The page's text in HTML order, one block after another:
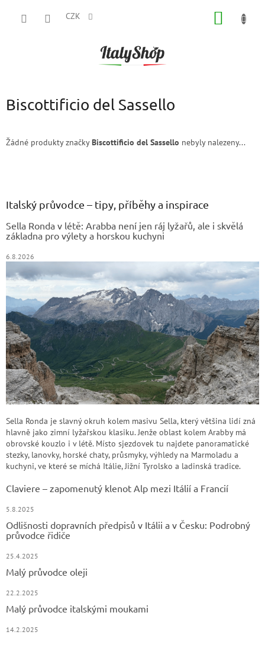
CZK
Biscottificio del Sassello
Žádné produkty značkyBiscottificio del Sassello nebyly nalezeny...
Italský průvodce – tipy, příběhy a inspirace
Sella Ronda v létě: Arabba není jen ráj lyžařů, ale i skvělá
základna pro výlety a horskou kuchyni
6.8.2026
Sella Ronda je slavný okruh kolem masivu Sella, který většina lidí zná
hlavně jako zimní lyžařskou klasiku. Jenže oblast kolem Arabby má
obrovské kouzlo i v létě. Místo sjezdovek tu najdete panoramatické
stezky, lanovky, horské chaty, průsmyky, výhledy na Marmoladu a
kuchyni, ve které se míchá Itálie, Jižní Tyrolsko a ladinská tradice.
Claviere – zapomenutý klenot Alp mezi Itálií a Francií
5.8.2025
Odlišnosti dopravních předpisů v Itálii a v Česku: Podrobný
průvodce řidiče
25.4.2025
Malý průvodce oleji
22.2.2025
Malý průvodce italskými moukami
14.2.2025